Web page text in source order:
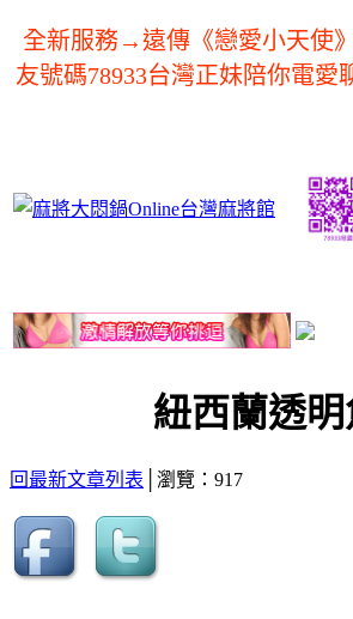
全新服務→遠傳《戀愛小天使
友號碼78933台灣正妹陪你電愛
紐西蘭透
回最新文章列表 │瀏覽：917